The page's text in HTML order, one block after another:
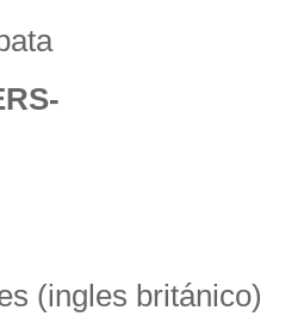
(ingles británico)